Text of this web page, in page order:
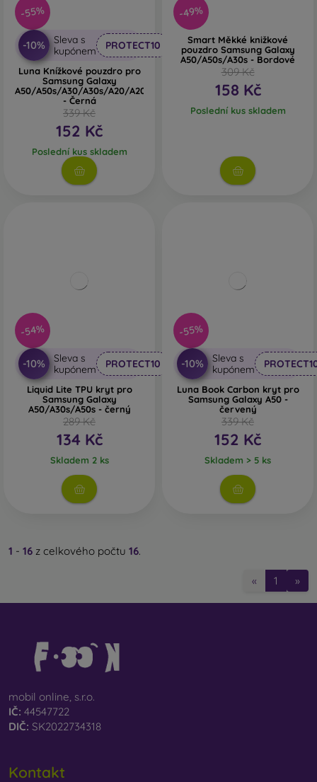
-55%
-10%
Sleva s
kupónem
PROTECT10
Luna Knížkové pouzdro pro
Samsung Galaxy
A50/A50s/A30/A30s/A20/A20s
- Černá
339 Kč
152 Kč
Poslední kus skladem
-49%
Smart Měkké knižkové
pouzdro Samsung Galaxy
A50/A50s/A30s - Bordové
309 Kč
158 Kč
Poslední kus skladem
-54%
-10%
Sleva s
kupónem
PROTECT10
Liquid Lite TPU kryt pro
Samsung Galaxy
A50/A30s/A50s - černý
289 Kč
134 Kč
Skladem 2 ks
-55%
-10%
Sleva s
kupónem
Luna Book Carbon kryt pro
Samsung Galaxy A50 -
červený
339 Kč
152 Kč
Skladem > 5 ks
1 - 16 z celkového počtu 16.
« 1 »
mobil online, s.r.o.
IČ: 44547722
DIČ: SK2022734318
Kontakt